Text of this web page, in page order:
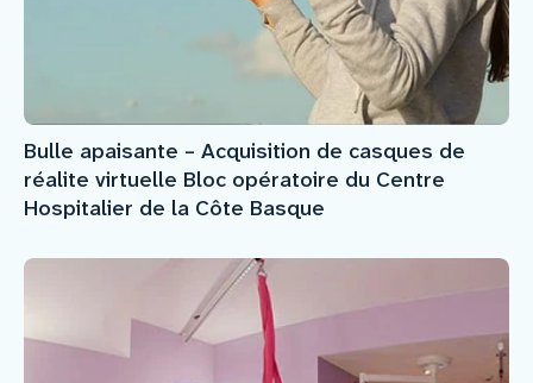
Bulle apaisante – Acquisition de casques de
réalite virtuelle Bloc opératoire du Centre
Hospitalier de la Côte Basque